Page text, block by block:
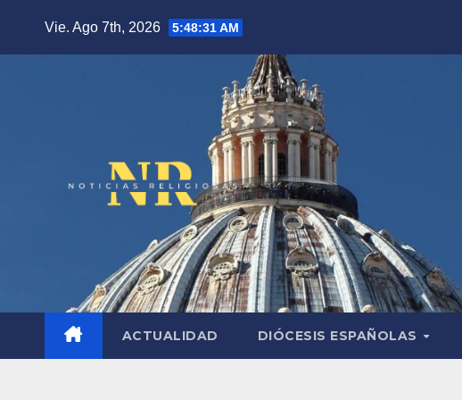
Vie. Ago 7th, 2026 5:48:32 AM
ACTUALIDAD DIÓCESIS ESPAÑOLAS